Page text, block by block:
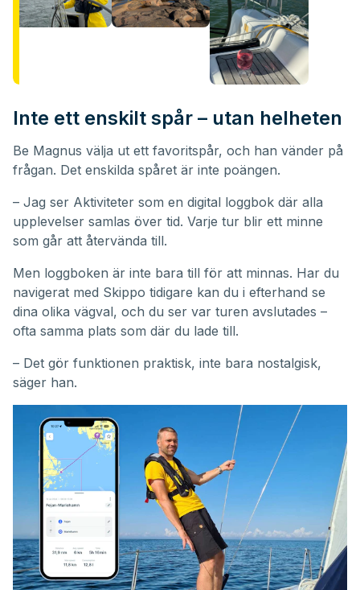
Inte ett enskilt spår – utan helheten
Be Magnus välja ut ett favoritspår, och han vänder på
frågan. Det enskilda spåret är inte poängen.
– Jag ser Aktiviteter som en digital loggbok där alla
upplevelser samlas över tid. Varje tur blir ett minne
som går att återvända till.
Men loggboken är inte bara till för att minnas. Har du
navigerat med Skippo tidigare kan du i efterhand se
dina olika vägval, och du ser var turen avslutades –
ofta samma plats som där du lade till.
– Det gör funktionen praktisk, inte bara nostalgisk,
säger han.